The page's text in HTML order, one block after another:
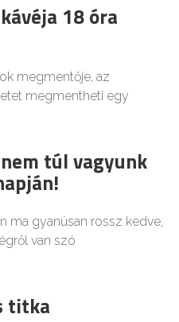
18 óra
megmentője, az
megmentheti egy
túl vagyunk
ma gyanúsan rossz kedve,
van szó
titka